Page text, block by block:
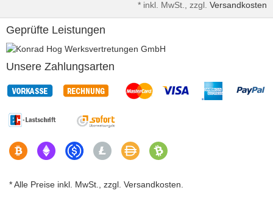
* inkl. MwSt., zzgl. Versandkosten
Geprüfte Leistungen
Unsere Zahlungsarten
* Alle Preise inkl. MwSt., zzgl. Versandkosten.